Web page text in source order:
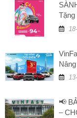
Tặng
giá 5
📢
–